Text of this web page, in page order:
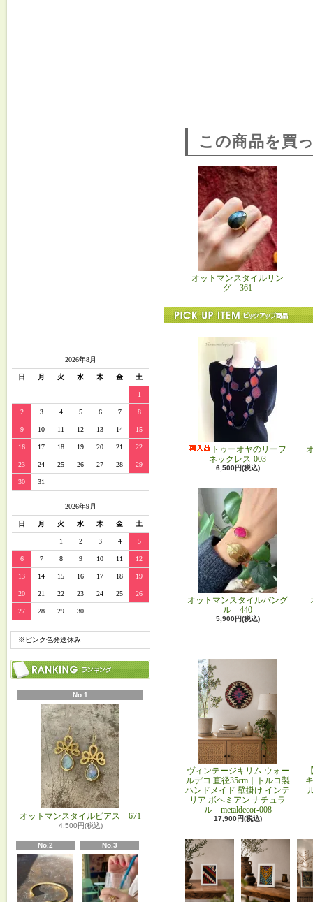
2026年8月
日 月 火 水 木 金 土
1
2 3 4 5 6 7 8
9 10 11 12 13 14 15
16 17 18 19 20 21 22
23 24 25 26 27 28 29
30 31
2026年9月
日 月 火 水 木 金 土
1 2 3 4 5
6 7 8 9 10 11 12
13 14 15 16 17 18 19
20 21 22 23 24 25 26
27 28 29 30
※ピンク色発送休み
No.1
オットマンスタイルピアス 671
4,500円(税込)
No.2 No.3
この商品を買
オットマンスタイルリン
グ 361
トゥーオヤのリーフ
ネックレス-003
6,500円(税込)
オットマンスタイルバング
ル 440
5,900円(税込)
ヴィンテージキリム ウォー
ルデコ 直径35cm｜トルコ製
ハンドメイド 壁掛け インテ
リア ボヘミアン ナチュラ
ル metaldecor-008
17,900円(税込)